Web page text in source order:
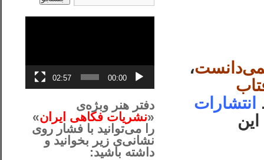
،
انتشارات
00:00
02:57
دفتر هنر وبژه‌ی
«نشریات فکاهی ایران»
را می‌توانید با فشار روی
نشانی‌ی زیر بخوانید و
داشته باشید: